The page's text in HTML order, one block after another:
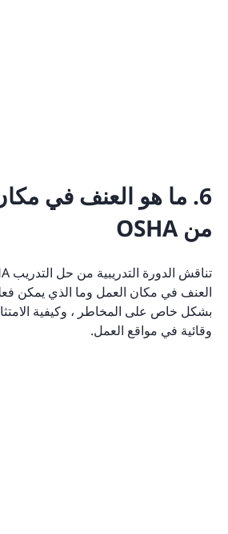
6. ما هو العنف في
من OSHA
العنف في مكان العمل وما الذي يمكن
بشكل خاص على المخاطر ، وكيفية
وقائية في مواقع العمل.